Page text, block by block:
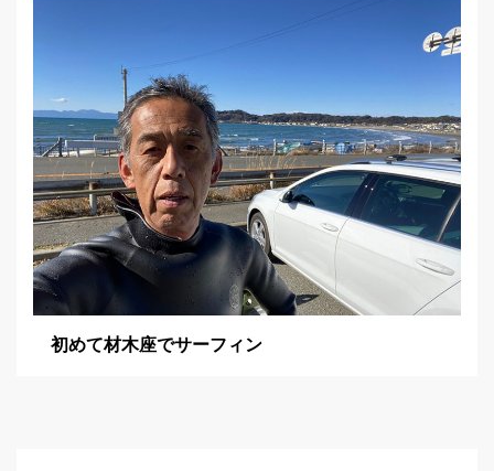
初めて材木座でサーフィン